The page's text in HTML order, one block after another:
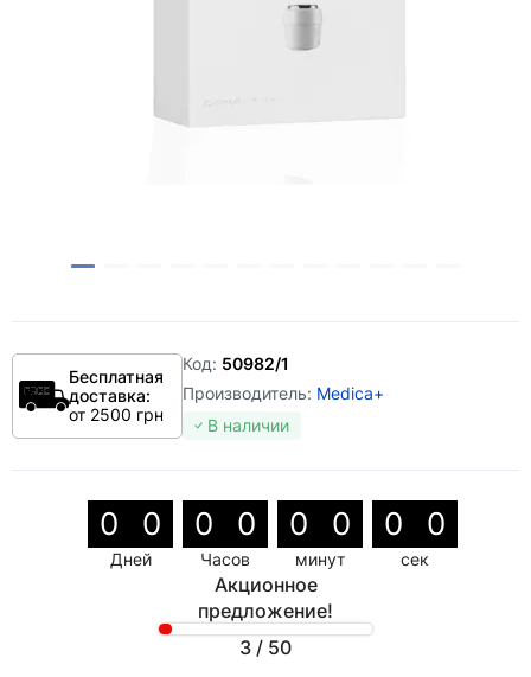
Бесплатная
доставка:
от 2500 грн
Код: 50982/1
Производитель: Medica+
В наличии
0 0
Дней
0 0
Часов
0 0
минут
0 0
сек
Акционное
предложение!
3 / 50